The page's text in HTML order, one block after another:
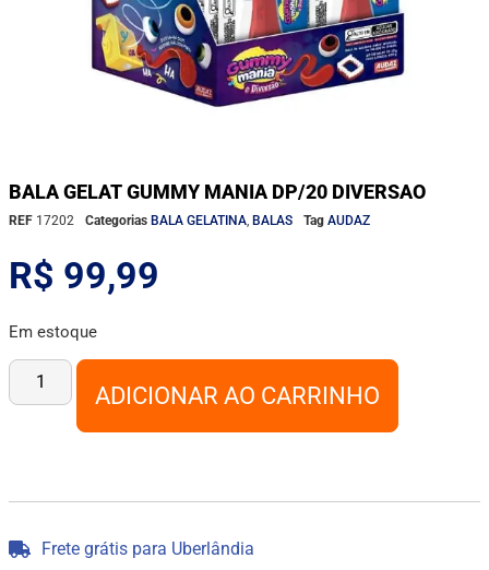
BALA GELAT GUMMY MANIA DP/20 DIVERSAO
REF 17202 Categorias BALA GELATINA BALAS Tag AUDAZ
R$ 99,99
Em estoque
ADICIONAR AO CARRINHO
Frete grátis para Uberlândia